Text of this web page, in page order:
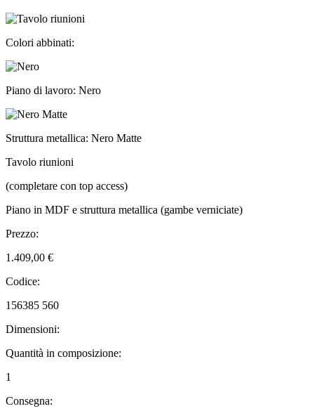
Colori abbinati:
Piano di lavoro: Nero
Struttura metallica: Nero Matte
Tavolo riunioni
(completare con top access)
Piano in MDF e struttura metallica (gambe verniciate)
Prezzo:
1.409,00 €
Codice:
156385 560
Dimensioni:
Quantità in composizione:
1
Consegna: